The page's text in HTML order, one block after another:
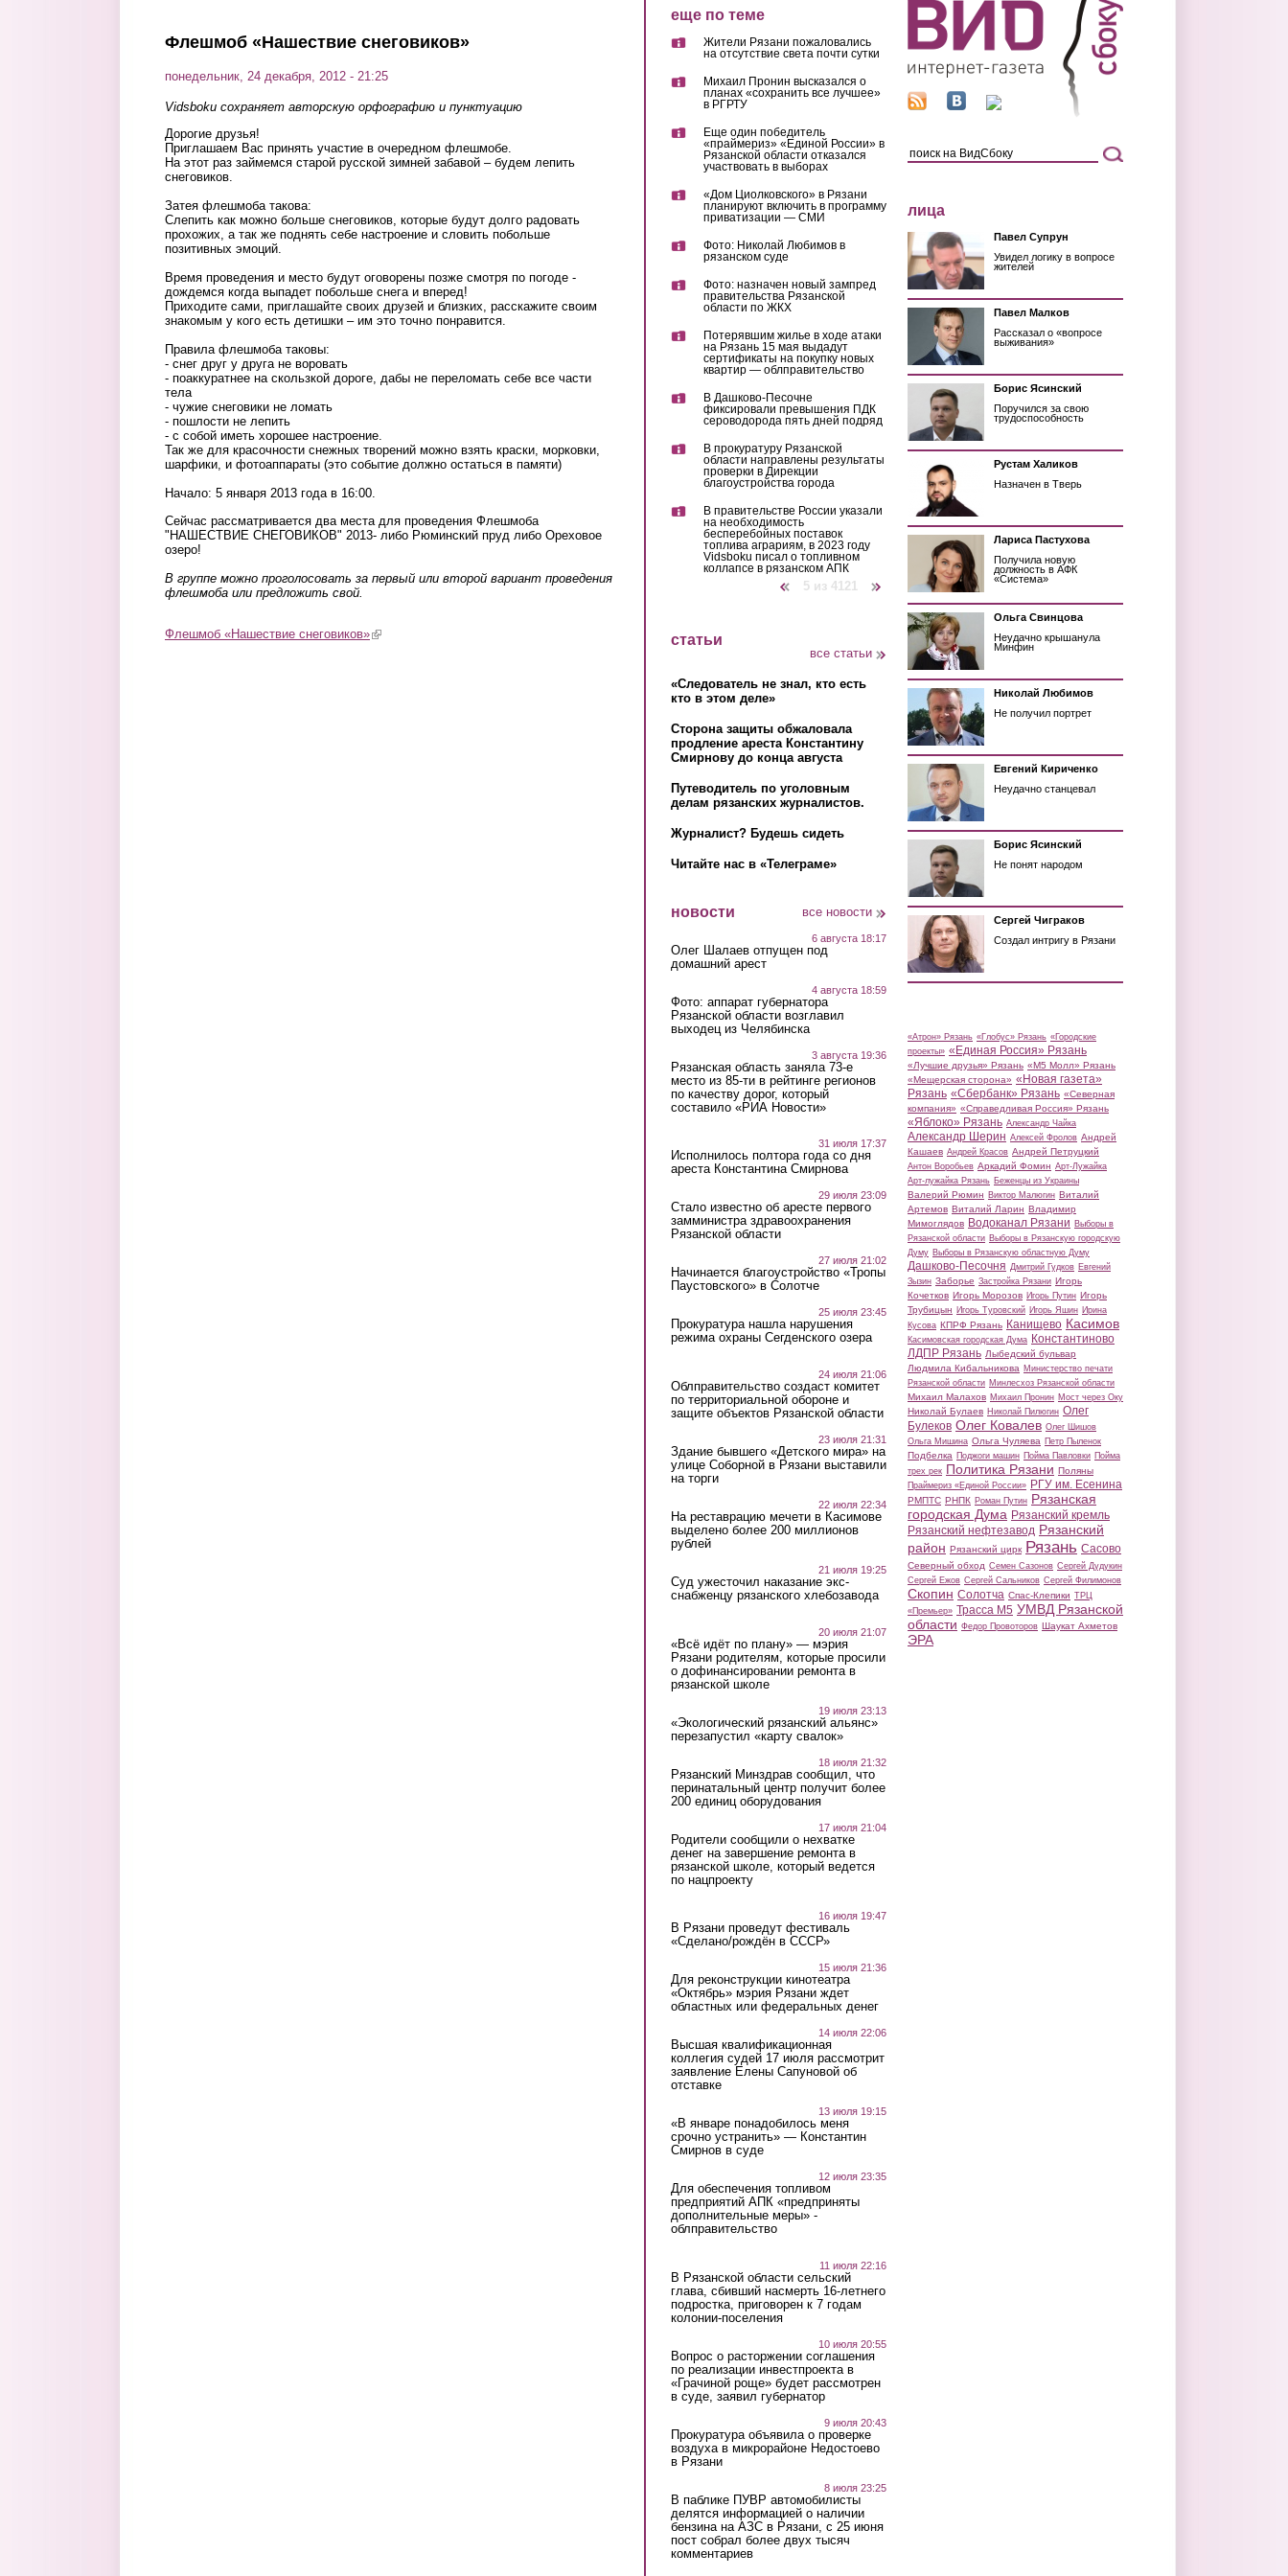
Флешмоб «Нашествие снеговиков»
понедельник, 24 декабря, 2012 - 21:25
Vidsboku сохраняет авторскую орфографию и пунктуацию
Дорогие друзья!
Приглашаем Вас принять участие в очередном флешмобе.
На этот раз займемся старой русской зимней забавой – будем лепить
снеговиков.
Затея флешмоба такова:
Слепить как можно больше снеговиков, которые будут долго радовать
прохожих, а так же поднять себе настроение и словить побольше
позитивных эмоций.
Время проведения и место будут оговорены позже смотря по погоде -
дождемся когда выпадет побольше снега и вперед!
Приходите сами, приглашайте своих друзей и близких, расскажите своим
знакомым у кого есть детишки – им это точно понравится.
Правила флешмоба таковы:
- снег друг у друга не воровать
- поаккуратнее на скользкой дороге, дабы не переломать себе все части
тела
- чужие снеговики не ломать
- пошлости не лепить
- с собой иметь хорошее настроение.
Так же для красочности снежных творений можно взять краски, морковки,
шарфики, и фотоаппараты (это событие должно остаться в памяти)
Начало: 5 января 2013 года в 16:00.
Сейчас рассматривается два места для проведения Флешмоба
"НАШЕСТВИЕ СНЕГОВИКОВ" 2013- либо Рюминский пруд либо Ореховое
озеро!
В группе можно проголосовать за первый или второй вариант проведения
флешмоба или предложить свой.
Флешмоб «Нашествие снеговиков»(link is external)
еще по теме
Жители Рязани пожаловались
на отсутствие света почти сутки
Михаил Пронин высказался о
планах «сохранить все лучшее»
в РГРТУ
Еще один победитель
«праймериз» «Единой России» в
Рязанской области отказался
участвовать в выборах
«Дом Циолковского» в Рязани
планируют включить в программу
приватизации — СМИ
Фото: Николай Любимов в
рязанском суде
Фото: назначен новый зампред
правительства Рязанской
области по ЖКХ
Потерявшим жилье в ходе атаки
на Рязань 15 мая выдадут
сертификаты на покупку новых
квартир — облправительство
В Дашково-Песочне
фиксировали превышения ПДК
сероводорода пять дней подряд
В прокуратуру Рязанской
области направлены результаты
проверки в Дирекции
благоустройства города
В правительстве России указали
на необходимость
бесперебойных поставок
топлива аграриям, в 2023 году
Vidsboku писал о топливном
коллапсе в рязанском АПК
5 из 4121
статьи
все статьи
«Следователь не знал, кто есть
кто в этом деле»
Сторона защиты обжаловала
продление ареста Константину
Смирнову до конца августа
Путеводитель по уголовным
делам рязанских журналистов.
Журналист? Будешь сидеть
Читайте нас в «Телеграме»
новости все новости
6 августа 18:17
Олег Шалаев отпущен под
домашний арест
4 августа 18:59
Фото: аппарат губернатора
Рязанской области возглавил
выходец из Челябинска
3 августа 19:36
Рязанская область заняла 73-е
место из 85-ти в рейтинге регионов
по качеству дорог, который
составило «РИА Новости»
31 июля 17:37
Исполнилось полтора года со дня
ареста Константина Смирнова
29 июля 23:09
Стало известно об аресте первого
замминистра здравоохранения
Рязанской области
27 июля 21:02
Начинается благоустройство «Тропы
Паустовского» в Солотче
25 июля 23:45
Прокуратура нашла нарушения
режима охраны Сегденского озера
24 июля 21:06
Облправительство создаст комитет
по территориальной обороне и
защите объектов Рязанской области
23 июля 21:31
Здание бывшего «Детского мира» на
улице Соборной в Рязани выставили
на торги
22 июля 22:34
На реставрацию мечети в Касимове
выделено более 200 миллионов
рублей
21 июля 19:25
Суд ужесточил наказание экс-
снабженцу рязанского хлебозавода
20 июля 21:07
«Всё идёт по плану» — мэрия
Рязани родителям, которые просили
о дофинансировании ремонта в
рязанской школе
19 июля 23:13
«Экологический рязанский альянс»
перезапустил «карту свалок»
18 июля 21:32
Рязанский Минздрав сообщил, что
перинатальный центр получит более
200 единиц оборудования
17 июля 21:04
Родители сообщили о нехватке
денег на завершение ремонта в
рязанской школе, который ведется
по нацпроекту
16 июля 19:47
В Рязани проведут фестиваль
«Сделано/рождён в СССР»
15 июля 21:36
Для реконструкции кинотеатра
«Октябрь» мэрия Рязани ждет
областных или федеральных денег
14 июля 22:06
Высшая квалификационная
коллегия судей 17 июля рассмотрит
заявление Елены Сапуновой об
отставке
13 июля 19:15
«В январе понадобилось меня
срочно устранить» — Константин
Смирнов в суде
12 июля 23:35
Для обеспечения топливом
предприятий АПК «предприняты
дополнительные меры» -
облправительство
11 июля 22:16
В Рязанской области сельский
глава, сбивший насмерть 16-летнего
подростка, приговорен к 7 годам
колонии-поселения
10 июля 20:55
Вопрос о расторжении соглашения
по реализации инвестпроекта в
«Грачиной роще» будет рассмотрен
в суде, заявил губернатор
9 июля 20:43
Прокуратура объявила о проверке
воздуха в микрорайоне Недостоево
в Рязани
8 июля 23:25
В паблике ПУВР автомобилисты
делятся информацией о наличии
бензина на АЗС в Рязани, с 25 июня
пост собрал более двух тысяч
комментариев
лица
Павел Супрун
Увидел логику в вопросе
жителей
Павел Малков
Рассказал о «вопросе
выживания»
Борис Ясинский
Поручился за свою
трудоспособность
Рустам Халиков
Назначен в Тверь
Лариса Пастухова
Получила новую
должность в АФК
«Система»
Ольга Свинцова
Неудачно крышанула
Минфин
Николай Любимов
Не получил портрет
Евгений Кириченко
Неудачно станцевал
Борис Ясинский
Не понят народом
Сергей Чиграков
Создал интригу в Рязани
«Атрон» Рязань «Глобус» Рязань «Городские
проекты» «Единая Россия» Рязань
«Лучшие друзья» Рязань «М5 Молл» Рязань
«Мещерская сторона» «Новая газета»
Рязань «Сбербанк» Рязань «Северная
компания» «Справедливая Россия» Рязань
«Яблоко» Рязань Александр Чайка
Александр Шерин Алексей Фролов Андрей
Кашаев Андрей Красов Андрей Петруцкий
Антон Воробьев Аркадий Фомин Арт-Лужайка
Арт-лужайка Рязань Беженцы из Украины
Валерий Рюмин Виктор Малюгин Виталий
Артемов Виталий Ларин Владимир
Мимоглядов Водоканал Рязани Выборы в
Рязанской области Выборы в Рязанскую городскую
Думу Выборы в Рязанскую областную Думу
Дашково-Песочня Дмитрий Гудков Евгений
Зызин Заборье Застройка Рязани Игорь
Кочетков Игорь Морозов Игорь Путин Игорь
Трубицын Игорь Туровский Игорь Яшин Ирина
Кусова КПРФ Рязань Канищево Касимов
Касимовская городская Дума Константиново
ЛДПР Рязань Лыбедский бульвар
Людмила Кибальникова Министерство печати
Рязанской области Минлесхоз Рязанской области
Михаил Малахов Михаил Пронин Мост через Оку
Николай Булаев Николай Пилюгин Олег
Булеков Олег Ковалев Олег Шишов
Ольга Мишина Ольга Чуляева Петр Пыленок
Подбелка Поджоги машин Пойма Павловки Пойма
трех рек Политика Рязани Поляны
Праймериз «Единой России» РГУ им. Есенина
РМПТС РНПК Роман Путин Рязанская
городская Дума Рязанский кремль
Рязанский нефтезавод Рязанский
район Рязанский цирк Рязань Сасово
Северный обход Семен Сазонов Сергей Дудукин
Сергей Ежов Сергей Сальников Сергей Филимонов
Скопин Солотча Спас-Клепики ТРЦ
«Премьер» Трасса М5 УМВД Рязанской
области Федор Провоторов Шаукат Ахметов
ЭРА